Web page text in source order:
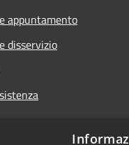
appuntamento
disservizio